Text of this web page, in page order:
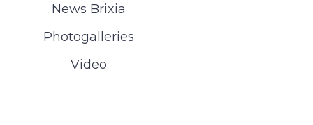
News Brixia
Photogalleries
Video